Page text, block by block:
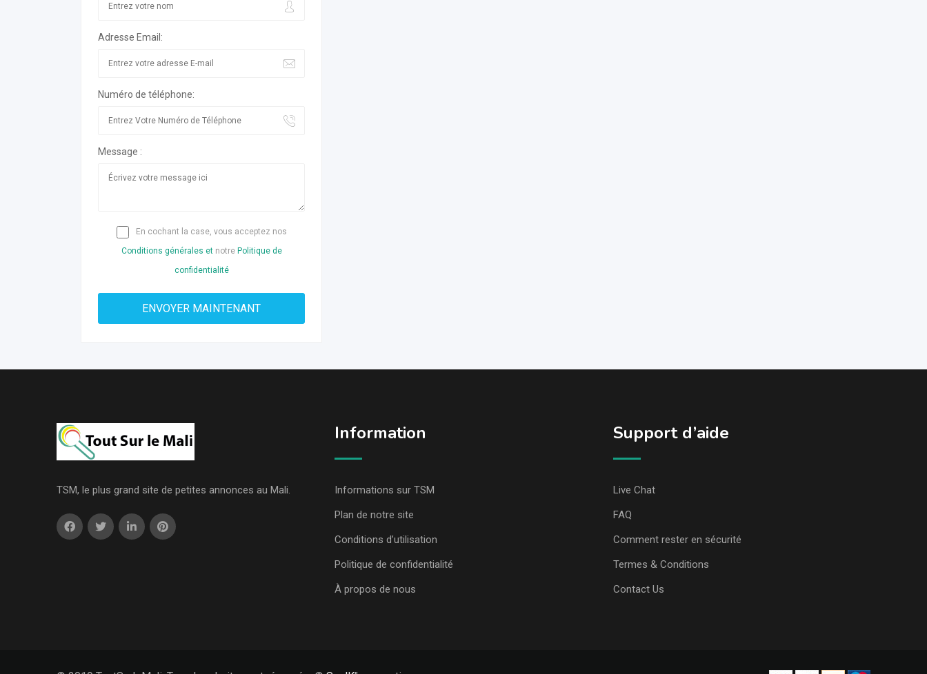
Adresse Email:
Numéro de téléphone:
Message :
En cochant la case, vous acceptez nos
Conditions générales etnotre Politique de
confidentialité
TSM, le plus grand site de petites annonces au Mali.
Information
Informations sur TSM
Plan de notre site
Conditions d’utilisation
Politique de confidentialité
À propos de nous
Support d’aide
Live Chat
FAQ
Comment rester en sécurité
Termes & Conditions
Contact Us